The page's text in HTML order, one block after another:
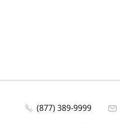
(877) 389-9999